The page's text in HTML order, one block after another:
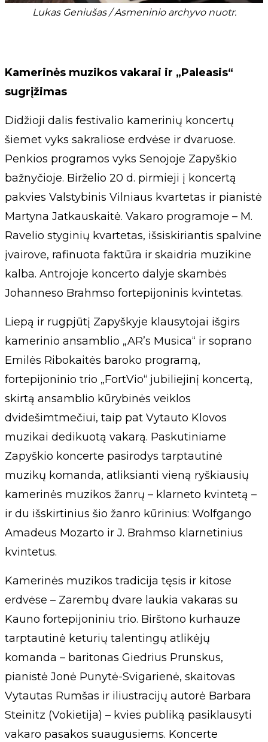
Lukas Geniušas / Asmeninio archyvo nuotr.
Kamerinės muzikos vakarai ir „Paleasis“
sugrįžimas
Didžioji dalis festivalio kamerinių koncertų
šiemet vyks sakraliose erdvėse ir dvaruose.
Penkios programos vyks Senojoje Zapyškio
bažnyčioje. Birželio 20 d. pirmieji į koncertą
pakvies Valstybinis Vilniaus kvartetas ir pianistė
Martyna Jatkauskaitė. Vakaro programoje – M.
Ravelio styginių kvartetas, išsiskiriantis spalvine
įvairove, rafinuota faktūra ir skaidria muzikine
kalba. Antrojoje koncerto dalyje skambės
Johanneso Brahmso fortepijoninis kvintetas.
Liepą ir rugpjūtį Zapyškyje klausytojai išgirs
kamerinio ansamblio „AR’s Musica“ ir soprano
Emilės Ribokaitės baroko programą,
fortepijoninio trio „FortVio“ jubiliejinį koncertą,
skirtą ansamblio kūrybinės veiklos
dvidešimtmečiui, taip pat Vytauto Klovos
muzikai dedikuotą vakarą. Paskutiniame
Zapyškio koncerte pasirodys tarptautinė
muzikų komanda, atliksianti vieną ryškiausių
kamerinės muzikos žanrų – klarneto kvintetą –
ir du išskirtinius šio žanro kūrinius: Wolfgango
Amadeus Mozarto ir J. Brahmso klarnetinius
kvintetus.
Kamerinės muzikos tradicija tęsis ir kitose
erdvėse – Zarembų dvare laukia vakaras su
Kauno fortepijoniniu trio. Birštono kurhauze
tarptautinė keturių talentingų atlikėjų
komanda – baritonas Giedrius Prunskus,
pianistė Jonė Punytė-Svigarienė, skaitovas
Vytautas Rumšas ir iliustracijų autorė Barbara
Steinitz (Vokietija) – kvies publiką pasiklausyti
vakaro pasakos suaugusiems. Koncerte